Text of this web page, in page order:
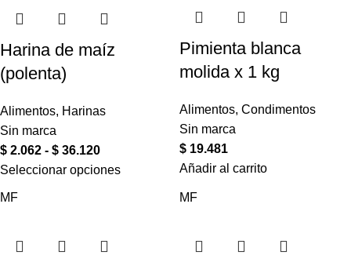
Harina de maíz
(polenta)
Alimentos, Harinas
Sin marca
$ 2.062 - $ 36.120
Seleccionar opciones
Pimienta blanca
molida x 1 kg
Alimentos, Condimentos
Sin marca
$ 19.481
Añadir al carrito
MF MF